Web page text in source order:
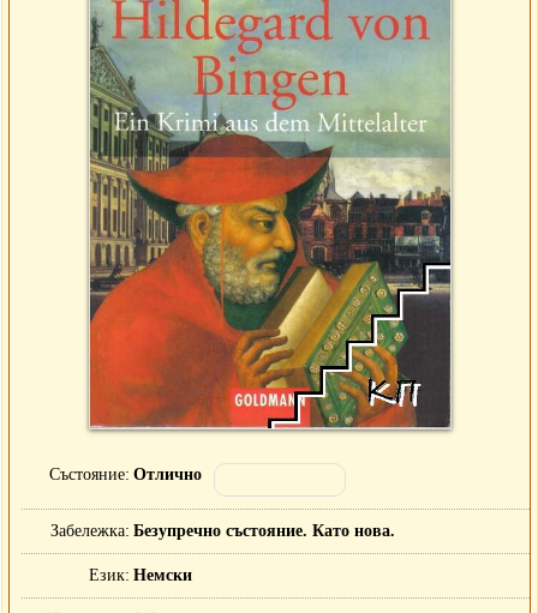
Състояние Отлично
Забележка Безупречно състояние. Като нова.
Език Немски